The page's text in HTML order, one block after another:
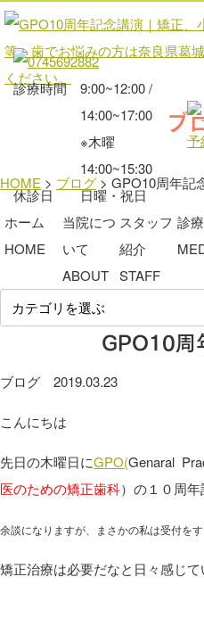
診療時間
9:00~12:00 /
14:00~17:00
※木曜
14:00~15:30
休診日
日曜・祝日
ホーム
HOME
当院につ
いて
ABOUT
スタッフ
紹介
STAFF
診
ブ
HOME > ブログ > GPO10周年記
GPO10周
ブログ 2019.03.23
こんにちは
先日の木曜日にGPO(Genaral
医のための矯正歯科）の１０周年
余談になりますが、まさかの私は受付を
矯正治療は必要だなと日々感じ